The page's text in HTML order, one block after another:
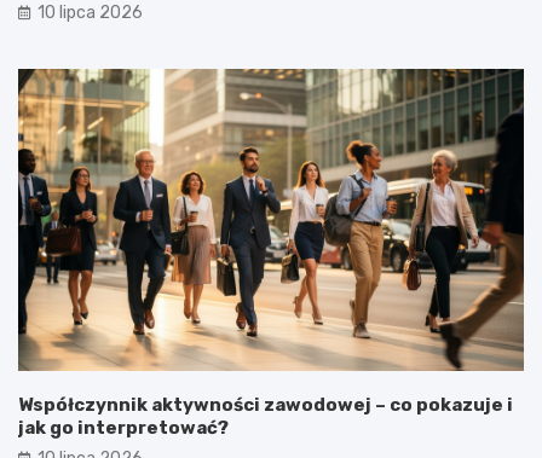
10 lipca 2026
Współczynnik aktywności zawodowej – co pokazuje i
jak go interpretować?